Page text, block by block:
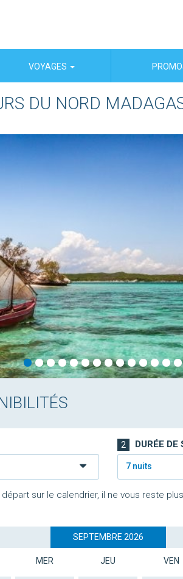
VOYAGES
DU NORD
2 DURÉE DE
7 nuits
sur le calendrier, il ne vous reste
SEPTEMBRE 2026
MER JEU VEN